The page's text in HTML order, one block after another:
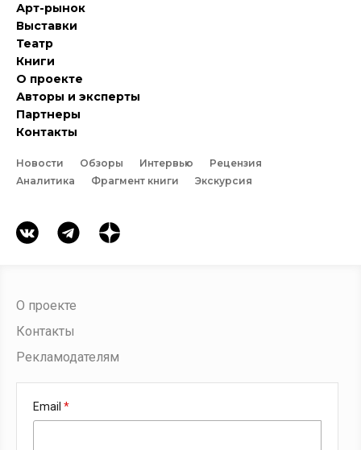
Арт-рынок
Выставки
Театр
Книги
О проекте
Авторы и эксперты
Партнеры
Контакты
Новости Обзоры Интервью
Рецензия
Аналитика
Фрагмент книги Экскурсия
О проекте
Контакты
Рекламодателям
Email